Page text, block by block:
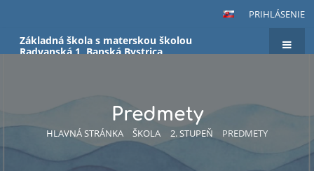
PRIHLÁSENIE
Základná škola s materskou školou
Radvanská 1, Banská Bystrica
Predmety
HLAVNÁ STRÁNKA ŠKOLA 2. STUPEŇ PREDMETY